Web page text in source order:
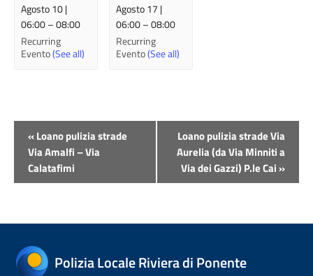
Agosto 10 |
06:00–08:00
Recurring
Evento(See all)
Agosto 17 |
06:00–08:00
Recurring
Evento(See all)
Evento
Navigazione
«Loano pulizia strade
Via Amalfi – Via
Calatafimi
Loano pulizia strade Via
Aurelia (da Via Minniti a
Via dei Gazzi) P.le Cai»
Polizia Locale Riviera di Ponente